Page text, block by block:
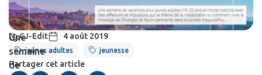
CJ-Edit 4 août 2019
jeunes adultes jeunesse
Partager cet article
Une
semaine
de